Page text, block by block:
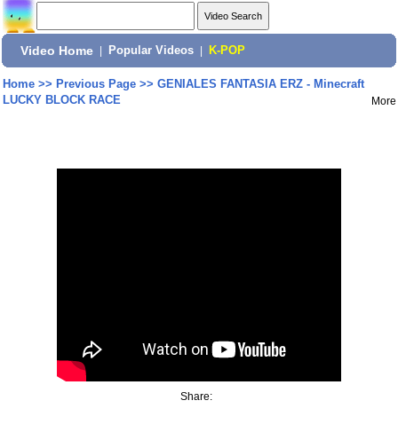
Video Home Popular Videos K-POP
Home>> Previous Page>> GENIALES FANTASIA ERZ - Minecraft
LUCKY BLOCK RACE
More
Share: